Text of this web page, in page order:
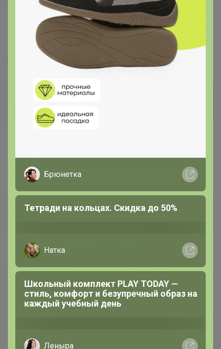
17 декабря, 2020 18:02
И еще джинсы арт. 09638 (205020) какой мужчине
брать размер если его размер 52,а рост 185?
Kris01
Великий магистр
подскажите, а цена без скидки стоит ?
Селена
17 декабря, 2020 23:19
подскажите, а цена без скидки стоит ?
Брюнетка
Тетради на кольцах. Скидка до 50%
Натка
Школьный комплект PLAY TODAY —
стиль, комфорт и безупречный образ на
каждый учебный день
Леныра